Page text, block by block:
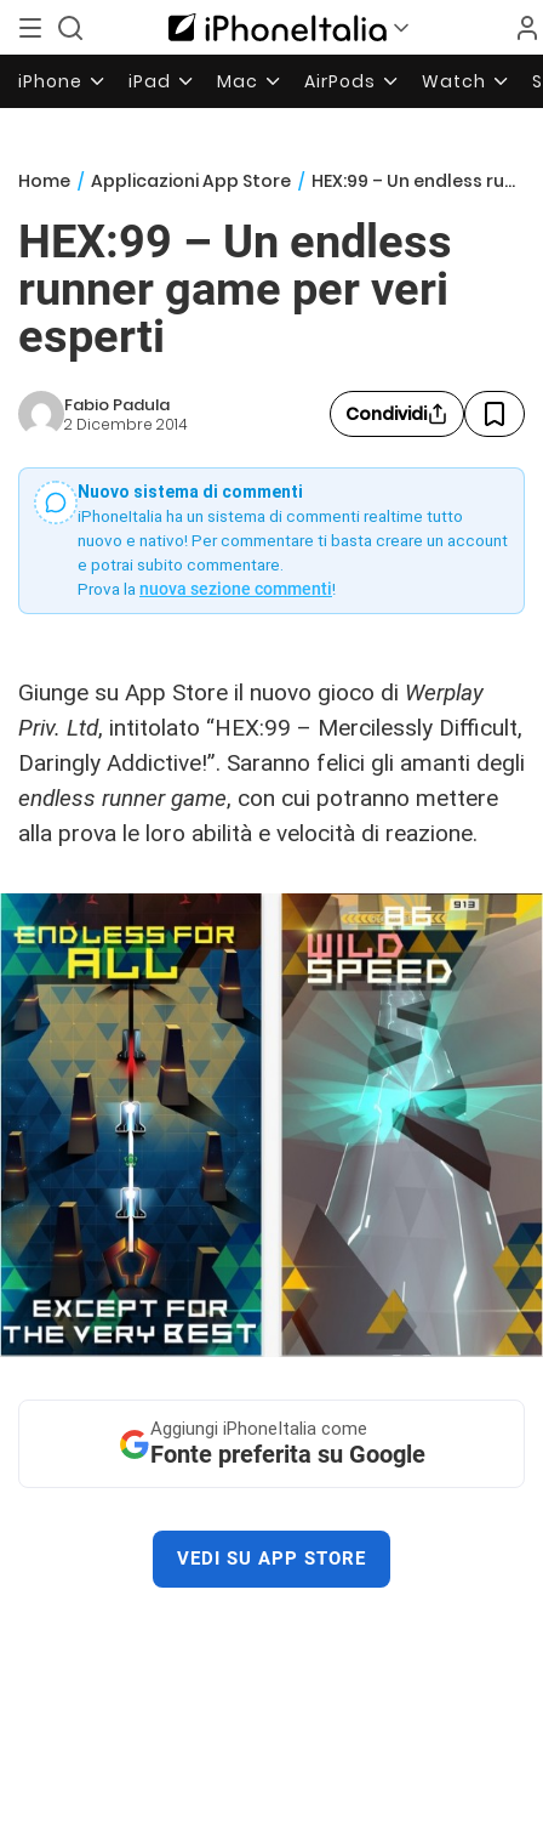
iPhone iPad Mac AirPods Watch
Home / Applicazioni App Store / HEX:99 – Un endless runner game per veri esperti
HEX:99 – Un endless
runner game per veri
esperti
Fabio Padula
2 Dicembre 2014 Condividi
Nuovo sistema di commenti
iPhoneItalia ha un sistema di commenti realtime tutto
nuovo e nativo! Per commentare ti basta creare un account
e potrai subito commentare.
Prova la nuova sezione commenti!
Giunge su App Store il nuovo gioco di Werplay
Priv. Ltd, intitolato “HEX:99 – Mercilessly Difficult,
Daringly Addictive!”. Saranno felici gli amanti degli
endless runner game, con cui potranno mettere
alla prova le loro abilità e velocità di reazione.
Aggiungi iPhoneItalia come
Fonte preferita su Google
VEDI SU APP STORE